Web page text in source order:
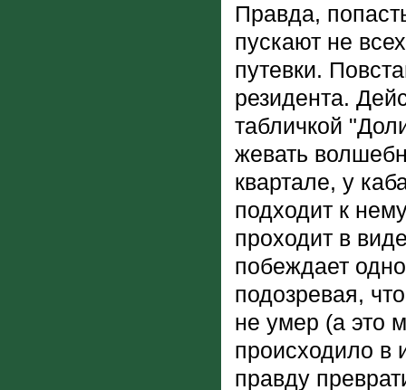
Правда,
пускают не
путевки.
резидента.
табличкой
жевать
квартале, у
подходит к
проходит в
побеждает
подозревая,
не умер (а это
происходило в
правду